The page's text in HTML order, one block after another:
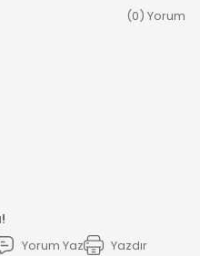
(0) Yorum
Yorum Yaz Yazdır